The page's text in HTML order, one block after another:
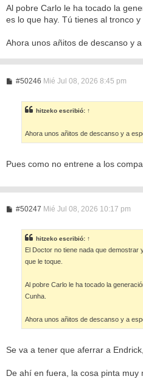
e
Al pobre Carlo le ha tocado la
es lo que hay. Tú tienes al tronco y
Ahora unos añitos de descanso y
#50246M
a
e
Mié Jul 08, 2026 8:45 pm
hitzeko escribió: ↑
Ahora unos añitos de descanso y a
Pues como no entrene a los
#50247M
a
j
e
Mié Jul 08, 2026 10:17 pm
hitzeko escribió: ↑
El Doctor no tiene nada que
que le toque.
Al pobre Carlo le ha tocado la
Cunha.
Ahora unos añitos de descanso y a
Se va a tener que aferrar a
De ahí en fuera, la cosa pinta muy